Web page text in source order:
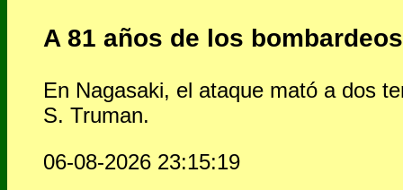
A 81 años de los
En Nagasaki, el ataque mató a dos
S. Truman.
06-08-2026 23:15:19